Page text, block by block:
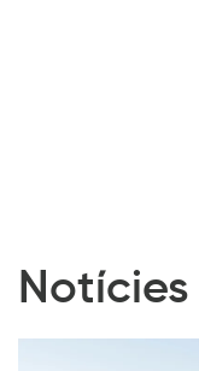
Notícies